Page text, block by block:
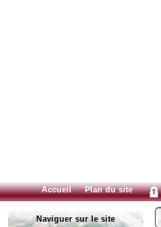
Accueil Plan du site
Naviguer sur le site